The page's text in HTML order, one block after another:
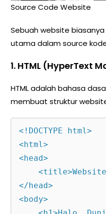
Source Code Website
Sebuah website
utama dalam source
1. HTML (HyperText
HTML adalah bahasa
membuat struktur
<!DOCTYPE html>
<html>
<head>
    <title>Website Pertamaku</title>
</head>
<body>